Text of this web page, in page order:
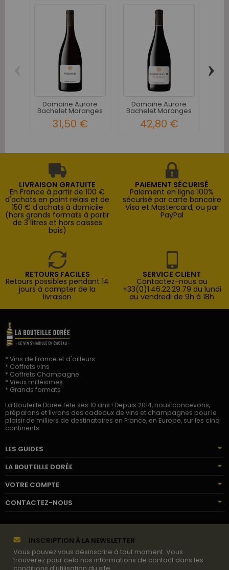
Domaine Aurore
Bachelet Maranges
31,50 €
Domaine Aurore
Bachelet Maranges
42,80 €
›
LIVRAISON GRATUITE
En France à partir de 100 €
d'achats en point relais et de
150 € d'achats à domicile
(hors grands formats à partir
de 3 litres et hors caisses
bois)
PAIEMENT SÉCURISÉ
Paiement en ligne 100%
sécurisé par carte bancaire
Visa et Mastercard, ou par
PayPal
RETOURS FACILES
Retours possibles pendant 14
jours à compter de la
livraison
SERVICE CLIENT
Contactez-nous au
+33(0)1.46.22.29.79 du lundi
au vendredi de 9h à 18h
* Vins de France et d'ailleurs
* Coffrets vins
* Coffrets Champagne
* Vieux millésimes
* Grands formats
La Bouteille Dorée fête ses 10 ans ! Depuis 2014, nous concevons,
préparons et livrons des cadeaux de vins et champagnes pour le
plaisir de milliers de destinataires en France, en Europe, sur les cinq
continents.
LES GUIDES
LA BOUTEILLE DORÉE
VOTRE COMPTE
CONTACTEZ-NOUS
INSCRIPTION À LA NEWSLETTER
Vous pouvez vous désinscrire à tout moment. Vous
trouverez pour cela nos informations de contact dans les
conditions d'utilisation du site.